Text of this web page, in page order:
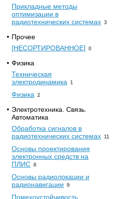
Прикладные методы
оптимизации в
радиотехнических системах 3
• Прочее
[НЕСОРТИРОВАННОЕ] 0
• Физика
Техническая
электродинамика 1
Физика 2
• Электротехника. Связь.
Автоматика
Обработка сигналов в
радиотехнических системах 11
Основы проектирования
электронных средств на
ПЛИС 8
Основы радиолокации и
радионавигации 9
Помехоустойчивость